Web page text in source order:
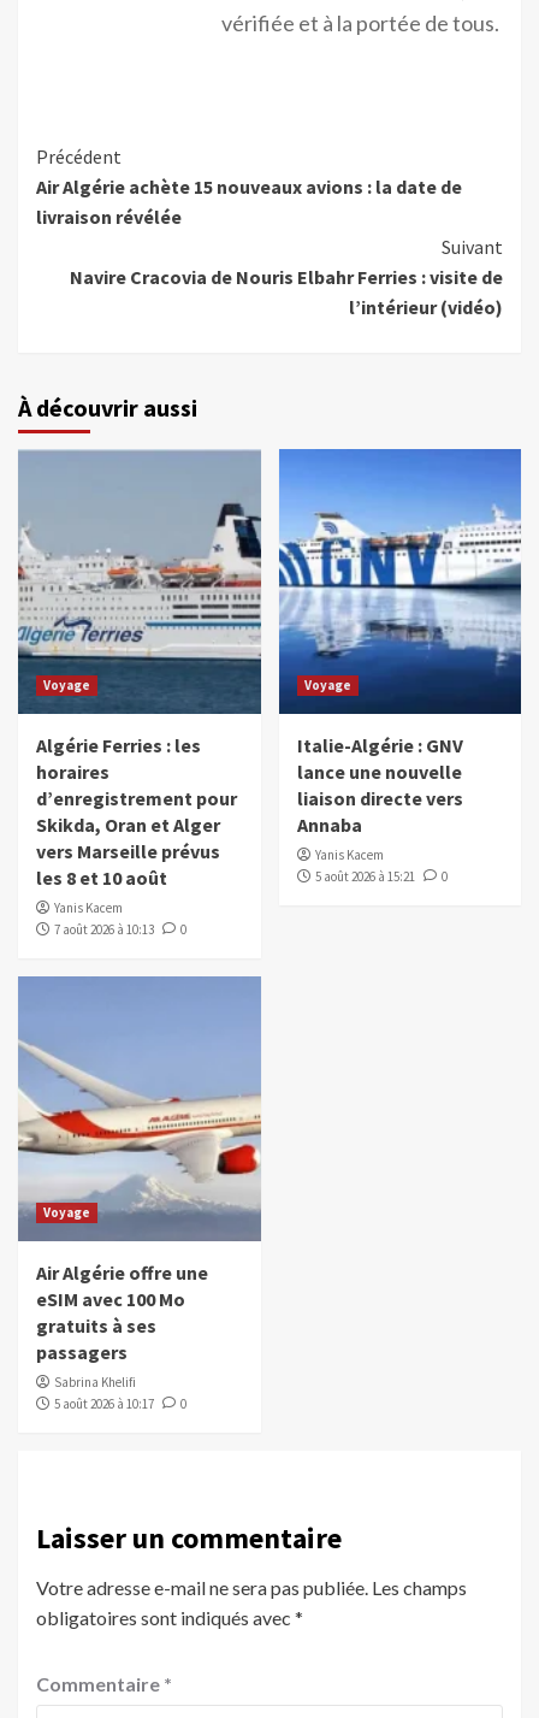
vérifiée et à la portée de tous.
Précédent
Air Algérie achète 15 nouveaux avions : la date de
livraison révélée
Suivant
Navire Cracovia de Nouris Elbahr Ferries : visite de
l’intérieur (vidéo)
À découvrir aussi
Voyage
Algérie Ferries : les
horaires
d’enregistrement pour
Skikda, Oran et Alger
vers Marseille prévus
les 8 et 10 août
Yanis Kacem
7 août 2026 à 10:13
0
Voyage
Italie-Algérie : GNV
lance une nouvelle
liaison directe vers
Annaba
Yanis Kacem
5 août 2026 à 15:21
0
Voyage
Air Algérie offre une
eSIM avec 100 Mo
gratuits à ses
passagers
Sabrina Khelifi
5 août 2026 à 10:17
0
Laisser un commentaire
Votre adresse e-mail ne sera pas publiée. Les champs
obligatoires sont indiqués avec *
Commentaire *